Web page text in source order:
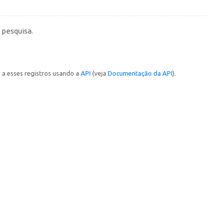
esses registros usando a API (veja Documentação da API).